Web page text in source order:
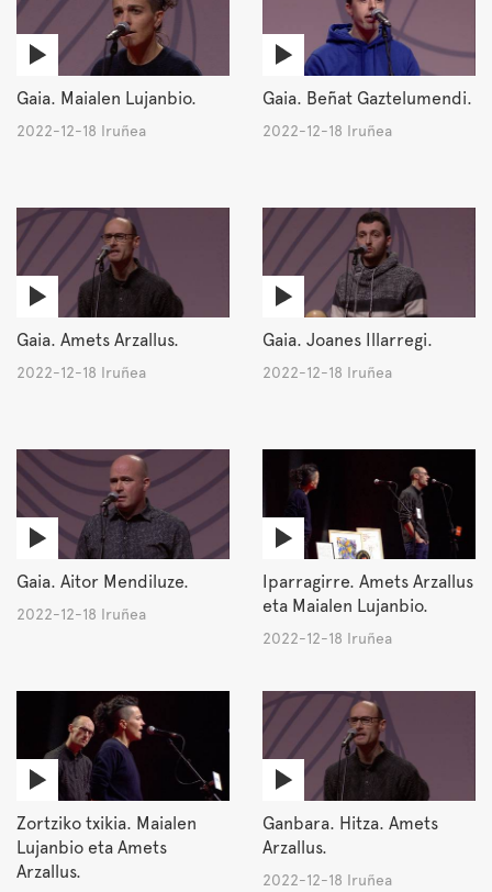
Gaia. Maialen Lujanbio.
2022-12-18 Iruñea
Gaia. Beñat Gaztelumendi.
2022-12-18 Iruñea
Gaia. Amets Arzallus.
2022-12-18 Iruñea
Gaia. Joanes Illarregi.
2022-12-18 Iruñea
Gaia. Aitor Mendiluze.
2022-12-18 Iruñea
Iparragirre. Amets Arzallus
eta Maialen Lujanbio.
2022-12-18 Iruñea
Zortziko txikia. Maialen
Lujanbio eta Amets
Arzallus.
Ganbara. Hitza. Amets
Arzallus.
2022-12-18 Iruñea